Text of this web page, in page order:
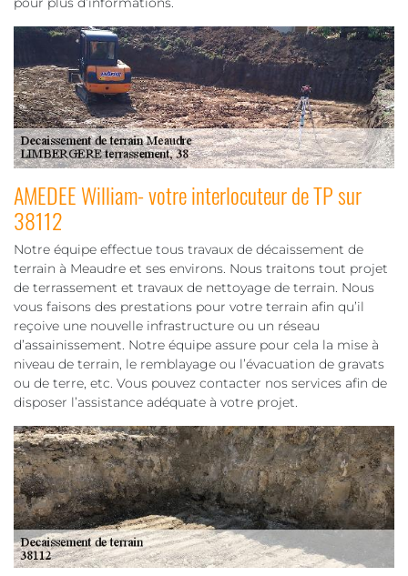
AMEDEE William- votre interlocuteur de TP sur
38112
Notre équipe effectue tous travaux de décaissement de
terrain à Meaudre et ses environs. Nous traitons tout projet
de terrassement et travaux de nettoyage de terrain. Nous
vous faisons des prestations pour votre terrain afin qu’il
reçoive une nouvelle infrastructure ou un réseau
d’assainissement. Notre équipe assure pour cela la mise à
niveau de terrain, le remblayage ou l’évacuation de gravats
ou de terre, etc. Vous pouvez contacter nos services afin de
disposer l’assistance adéquate à votre projet.